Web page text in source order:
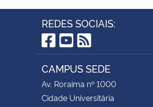
REDES SOCIAIS:
Facebook
YouTube
RSS
CAMPUS SEDE
Av. Roraima nº 1000
Cidade Universitária